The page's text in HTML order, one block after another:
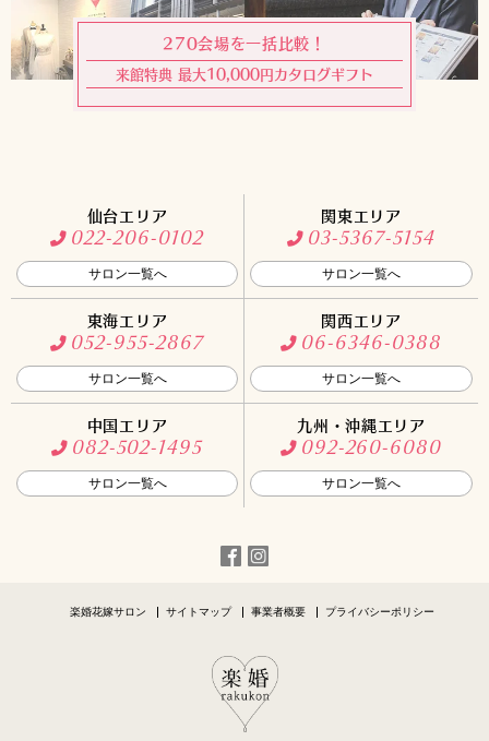
270会場を一括比較！
来館特典 最大10,000円カタログギフト
仙台エリア
022-206-0102
サロン一覧へ
関東エリア
03-5367-5154
サロン一覧へ
東海エリア
052-955-2867
サロン一覧へ
関西エリア
06-6346-0388
サロン一覧へ
中国エリア
082-502-1495
サロン一覧へ
九州・沖縄エリア
092-260-6080
サロン一覧へ
楽婚花嫁サロン サイトマップ 事業者概要 プライバシーポリシー